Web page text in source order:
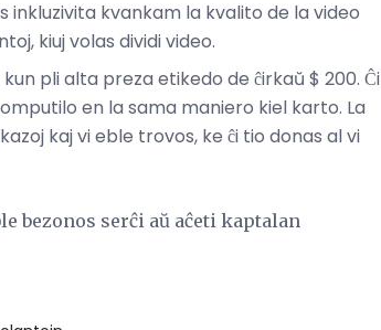
kvankam la kvalito de la video
kiuj volas dividi video.
pli alta preza etikedo de ĉirkaŭ $ 200. Ĉi
en la sama maniero kiel karto. La
kaj vi eble trovos, ke ĉi tio donas al vi
bezonos serĉi aŭ aĉeti kaptalan